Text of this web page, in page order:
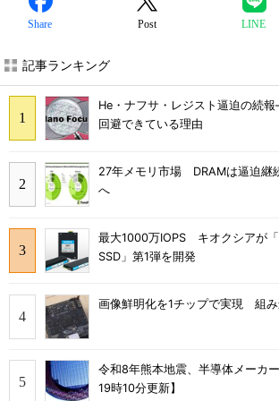
Share Post LINE
記事ランキング
He・ナフサ・レジスト逼迫の続
回避できている理由
27年メモリ市場 DRAMは逼迫継
へ
最大1000万IOPS キオクシアが
SSD」第1弾を開発
画像鮮明化を1チップで実現 組み
令和8年熊本地震、半導体メーカ
19時10分更新】